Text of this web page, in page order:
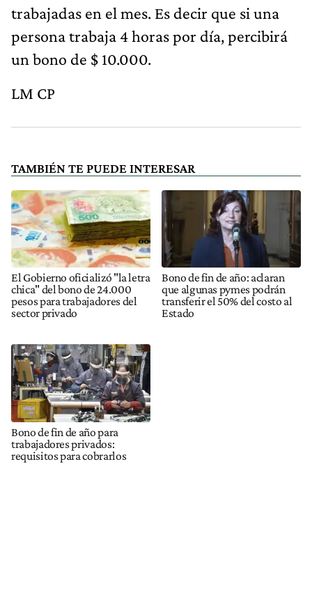
trabajadas en el mes. Es decir que si una
persona trabaja 4 horas por día, percibirá
un bono de $ 10.000.
LM CP
TAMBIÉN TE PUEDE INTERESAR
El Gobierno oficializó "la letra
chica" del bono de 24.000
pesos para trabajadores del
sector privado
Bono de fin de año: aclaran
que algunas pymes podrán
transferir el 50% del costo al
Estado
Bono de fin de año para
trabajadores privados:
requisitos para cobrarlos